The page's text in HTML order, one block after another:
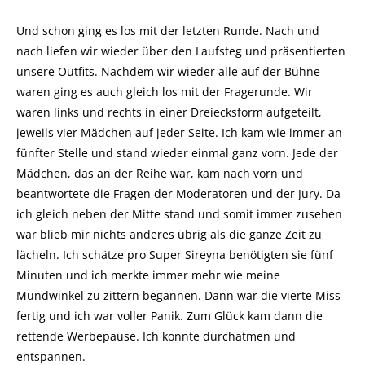
Und schon ging es los mit der letzten Runde. Nach und
nach liefen wir wieder über den Laufsteg und präsentierten
unsere Outfits. Nachdem wir wieder alle auf der Bühne
waren ging es auch gleich los mit der Fragerunde. Wir
waren links und rechts in einer Dreiecksform aufgeteilt,
jeweils vier Mädchen auf jeder Seite. Ich kam wie immer an
fünfter Stelle und stand wieder einmal ganz vorn. Jede der
Mädchen, das an der Reihe war, kam nach vorn und
beantwortete die Fragen der Moderatoren und der Jury. Da
ich gleich neben der Mitte stand und somit immer zusehen
war blieb mir nichts anderes übrig als die ganze Zeit zu
lächeln. Ich schätze pro Super Sireyna benötigten sie fünf
Minuten und ich merkte immer mehr wie meine
Mundwinkel zu zittern begannen. Dann war die vierte Miss
fertig und ich war voller Panik. Zum Glück kam dann die
rettende Werbepause. Ich konnte durchatmen und
entspannen.